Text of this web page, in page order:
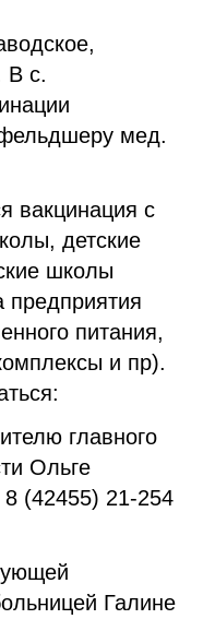
В с.
мед.
вакцинация с
детские
школы
предприятия
питания,
и пр).
главного
Ольге
(42455) 21-254
Галине